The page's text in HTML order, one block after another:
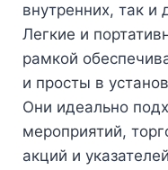
внутренних, так
Легкие и
рамкой
и просты в
Они идеально
мероприятий,
акций и